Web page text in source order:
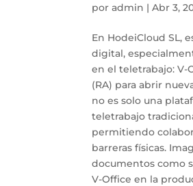
poradmin |Abr 3,
En HodeiCloud SL,
digital,
en el teletrabajo: V-
(RA) para abrir
no es solo una
teletrabajo
permitiendo
barreras físicas.
documentos como
V-Office en la